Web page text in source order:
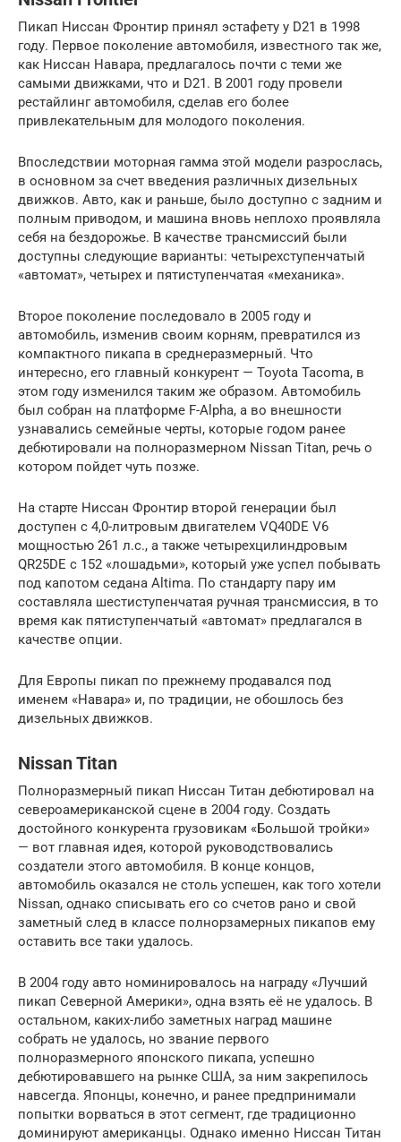
Пикап Ниссан Фронтир принял эстафету у D21 в 1998
году. Первое поколение автомобиля, известного так же,
как Ниссан Навара, предлагалось почти с теми же
самыми движками, что и D21. В 2001 году провели
рестайлинг автомобиля, сделав его более
привлекательным для молодого поколения.
Впоследствии моторная гамма этой модели разрослась,
в основном за счет введения различных дизельных
движков. Авто, как и раньше, было доступно с задним и
полным приводом, и машина вновь неплохо проявляла
себя на бездорожье. В качестве трансмиссий были
доступны следующие варианты: четырехступенчатый
«автомат», четырех и пятиступенчатая «механика».
Второе поколение последовало в 2005 году и
автомобиль, изменив своим корням, превратился из
компактного пикапа в среднеразмерный. Что
интересно, его главный конкурент — Toyota Tacoma, в
этом году изменился таким же образом. Автомобиль
был собран на платформе F-Alpha, а во внешности
узнавались семейные черты, которые годом ранее
дебютировали на полноразмерном Nissan Titan, речь о
котором пойдет чуть позже.
На старте Ниссан Фронтир второй генерации был
доступен с 4,0-литровым двигателем VQ40DE V6
мощностью 261 л.с., а также четырехцилиндровым
QR25DE с 152 «лошадьми», который уже успел побывать
под капотом седана Altima. По стандарту пару им
составляла шестиступенчатая ручная трансмиссия, в то
время как пятиступенчатый «автомат» предлагался в
качестве опции.
Для Европы пикап по прежнему продавался под
именем «Навара» и, по традиции, не обошлось без
дизельных движков.
Nissan Titan
Полноразмерный пикап Ниссан Титан дебютировал на
североамериканской сцене в 2004 году. Создать
достойного конкурента грузовикам «Большой тройки»
— вот главная идея, которой руководствовались
создатели этого автомобиля. В конце концов,
автомобиль оказался не столь успешен, как того хотели
Nissan, однако списывать его со счетов рано и свой
заметный след в классе полнорзамерных пикапов ему
оставить все таки удалось.
В 2004 году авто номинировалось на награду «Лучший
пикап Северной Америки», одна взять её не удалось. В
остальном, каких-либо заметных наград машине
собрать не удалось, но звание первого
полноразмерного японского пикапа, успешно
дебютировавшего на рынке США, за ним закрепилось
навсегда. Японцы, конечно, и ранее предпринимали
попытки ворваться в этот сегмент, где традиционно
доминируют американцы. Однако именно Ниссан Титан